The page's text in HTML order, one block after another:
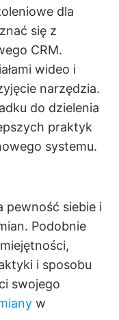
dla
się z
CRM.
wideo i
narzędzia.
do dzielenia
praktyk
systemu.
pewność siebie i
Podobnie
i sposobu
swojego
w